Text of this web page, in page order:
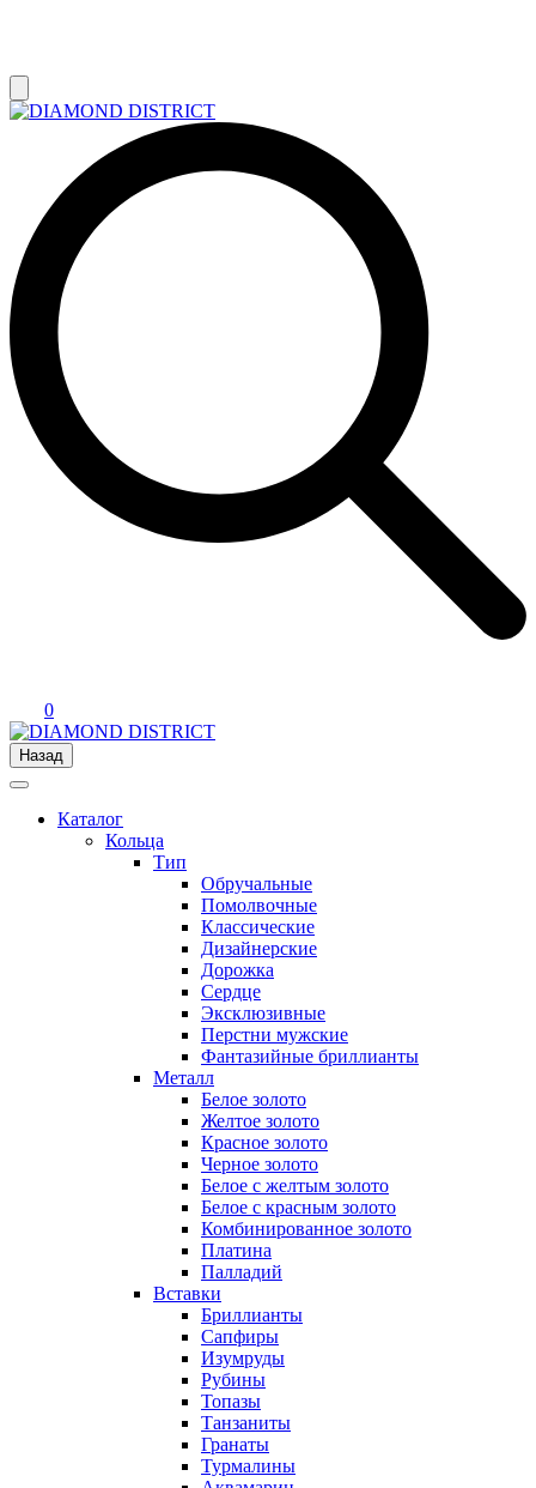
0
Назад
Каталог
Кольца
Тип
Обручальные
Помолвочные
Классические
Дизайнерские
Дорожка
Сердце
Эксклюзивные
Перстни мужские
Фантазийные бриллианты
Металл
Белое золото
Желтое золото
Красное золото
Черное золото
Белое с желтым золото
Белое с красным золото
Комбинированное золото
Платина
Палладий
Вставки
Бриллианты
Сапфиры
Изумруды
Рубины
Топазы
Танзаниты
Гранаты
Турмалины